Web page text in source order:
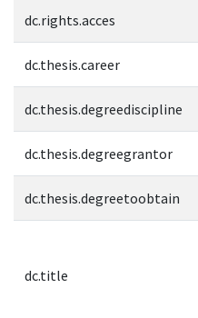
dc.rights.acces
dc.thesis.career
dc.thesis.degreediscipline
dc.thesis.degreegrantor
dc.thesis.degreetoobtain
dc.title